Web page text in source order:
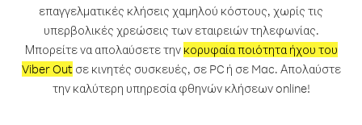
επαγγελματικές κλήσεις χαμηλού κόστους, χωρίς τις
υπερβολικές χρεώσεις των εταιρειών τηλεφωνίας.
Μπορείτε να απολαύσετε την κορυφαία ποιότητα ήχου του
Viber Outσε κινητές συσκευές, σε PC ή σε Mac. Απολαύστε
την καλύτερη υπηρεσία φθηνών κλήσεων online!